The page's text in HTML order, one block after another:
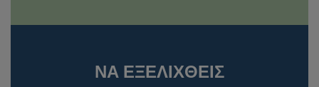
ΝΑ ΕΞΕΛΙΧΘΕΙΣ